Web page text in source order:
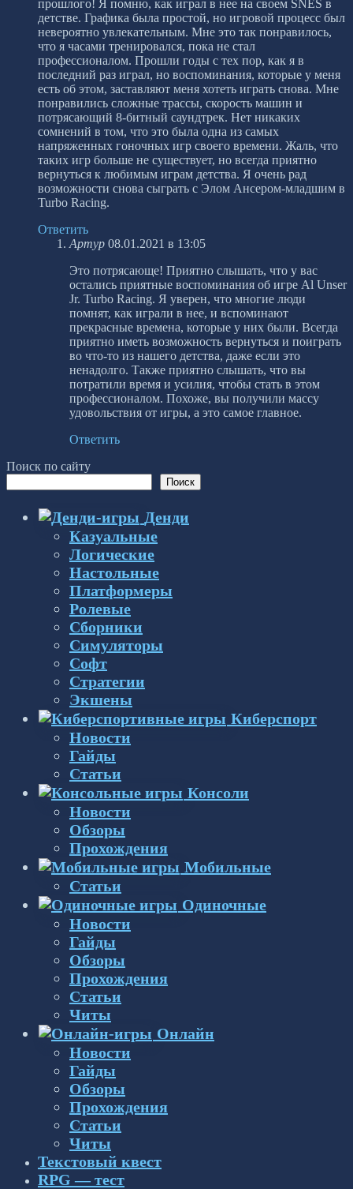
прошлого! Я помню, как играл в нее на своем SNES в
детстве. Графика была простой, но игровой процесс был
невероятно увлекательным. Мне это так понравилось,
что я часами тренировался, пока не стал
профессионалом. Прошли годы с тех пор, как я в
последний раз играл, но воспоминания, которые у меня
есть об этом, заставляют меня хотеть играть снова. Мне
понравились сложные трассы, скорость машин и
потрясающий 8-битный саундтрек. Нет никаких
сомнений в том, что это была одна из самых
напряженных гоночных игр своего времени. Жаль, что
таких игр больше не существует, но всегда приятно
вернуться к любимым играм детства. Я очень рад
возможности снова сыграть с Элом Ансером-младшим в
Turbo Racing.
Ответить
Артур 08.01.2021 в 13:05
Это потрясающе! Приятно слышать, что у вас
остались приятные воспоминания об игре Al Unser
Jr. Turbo Racing. Я уверен, что многие люди
помнят, как играли в нее, и вспоминают
прекрасные времена, которые у них были. Всегда
приятно иметь возможность вернуться и поиграть
во что-то из нашего детства, даже если это
ненадолго. Также приятно слышать, что вы
потратили время и усилия, чтобы стать в этом
профессионалом. Похоже, вы получили массу
удовольствия от игры, а это самое главное.
Ответить
Поиск по сайту
Поиск
Денди
Казуальные
Логические
Настольные
Платформеры
Ролевые
Сборники
Симуляторы
Софт
Стратегии
Экшены
Киберспорт
Новости
Гайды
Статьи
Консоли
Новости
Обзоры
Прохождения
Мобильные
Статьи
Одиночные
Новости
Гайды
Обзоры
Прохождения
Статьи
Читы
Онлайн
Новости
Гайды
Обзоры
Прохождения
Статьи
Читы
Текстовый квест
RPG — тест